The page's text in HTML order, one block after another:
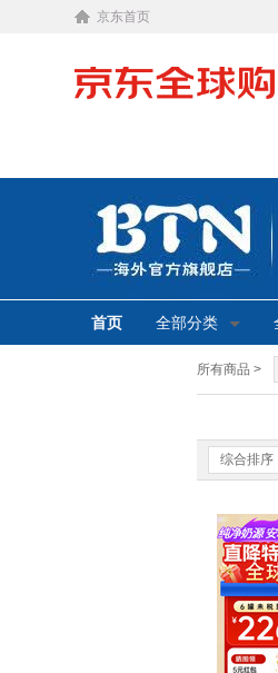
京东首页
首页 全部分类
所有商品 >
综合排序